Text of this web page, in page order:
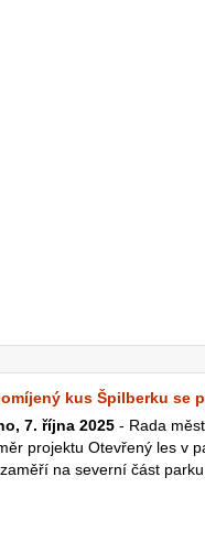
kus Špilberku se
7. října 2025 - Rada
projektu Otevřený les v
na severní část